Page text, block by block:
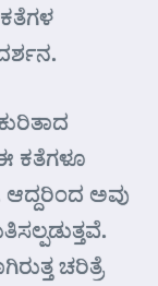
ಕತೆಗಳೂ
ಆದ್ದರಿಂದ ಅವು
ಚರಿತ್ರೆ